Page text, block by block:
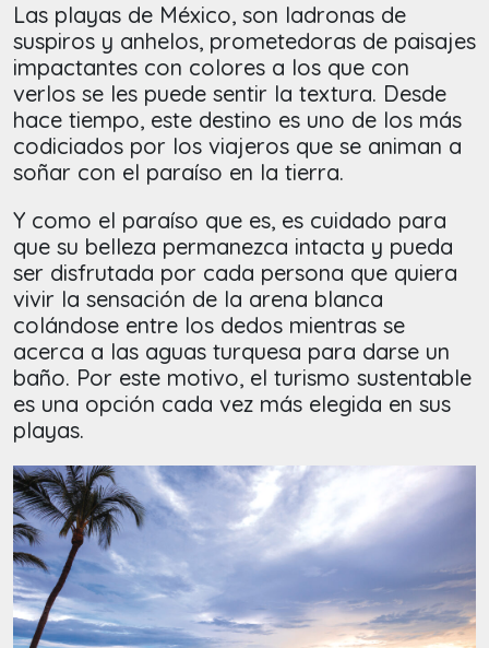
Las playas de México, son ladronas de
suspiros y anhelos, prometedoras de paisajes
impactantes con colores a los que con
verlos se les puede sentir la textura. Desde
hace tiempo, este destino es uno de los más
codiciados por los viajeros que se animan a
soñar con el paraíso en la tierra.
Y como el paraíso que es, es cuidado para
que su belleza permanezca intacta y pueda
ser disfrutada por cada persona que quiera
vivir la sensación de la arena blanca
colándose entre los dedos mientras se
acerca a las aguas turquesa para darse un
baño. Por este motivo, el turismo sustentable
es una opción cada vez más elegida en sus
playas.